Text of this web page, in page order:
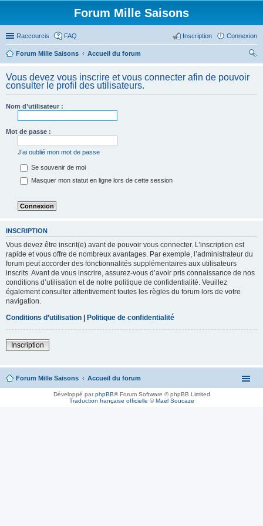
Forum Mille Saisons
Raccourcis FAQ Connexion
Inscription
Forum Mille Saisons
Accueil du forum
her
ch
Vous devez vous inscrire et vous connecter afin de pouvoir
consulter le profil des utilisateurs.
Nom d’utilisateur :
Mot de passe :
J’ai oublié mon mot de passe
Se souvenir de moi
Masquer mon statut en ligne lors de cette session
INSCRIPTION
Vous devez être inscrit(e) avant de pouvoir vous connecter. L’inscription est
rapide et vous offre de nombreux avantages. Par exemple, l’administrateur du
forum peut accorder des fonctionnalités supplémentaires aux utilisateurs
inscrits. Avant de vous inscrire, assurez-vous d’avoir pris connaissance de nos
conditions d’utilisation et de notre politique de confidentialité. Veuillez
également consulter attentivement toutes les règles du forum lors de votre
navigation.
Conditions d’utilisation | Politique de confidentialité
Inscription
Forum Mille Saisons Accueil du forum
Développé parphpBB® Forum Software © phpBB Limited
Traduction française officielle ©Maël Soucaze